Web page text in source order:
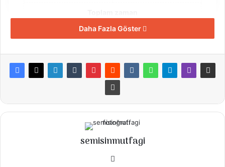
1
hour10 minutes
Malzemeler
🍊 yarım su bardağı sıvıyağ
Daha Fazla Göster
semisinmutfagi